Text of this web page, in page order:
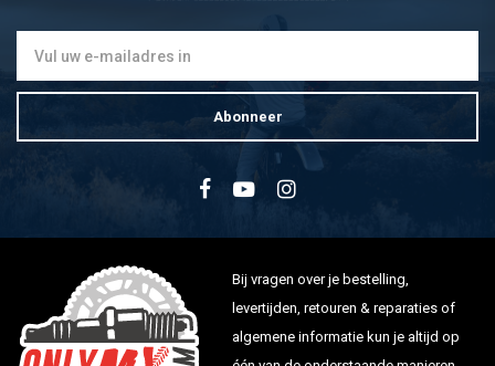
Abonneer
Bij vragen over je bestelling,
levertijden, retouren & reparaties of
algemene informatie kun je altijd op